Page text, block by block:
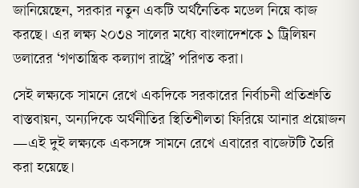
জানিয়েছেন, সরকার নতুন একটি অর্থনৈতিক মডেল নিয়ে কাজ
করছে। এর লক্ষ্য ২০৩৪ সালের মধ্যে বাংলাদেশকে ১ ট্রিলিয়ন
ডলারের ‘গণতান্ত্রিক কল্যাণ রাষ্ট্রে’ পরিণত করা।
সেই লক্ষ্যকে সামনে রেখে একদিকে সরকারের নির্বাচনী প্রতিশ্রুতি
বাস্তবায়ন, অন্যদিকে অর্থনীতির স্থিতিশীলতা ফিরিয়ে আনার প্রয়োজন
—এই দুই লক্ষ্যকে একসঙ্গে সামনে রেখে এবারের বাজেটটি তৈরি
করা হয়েছে।